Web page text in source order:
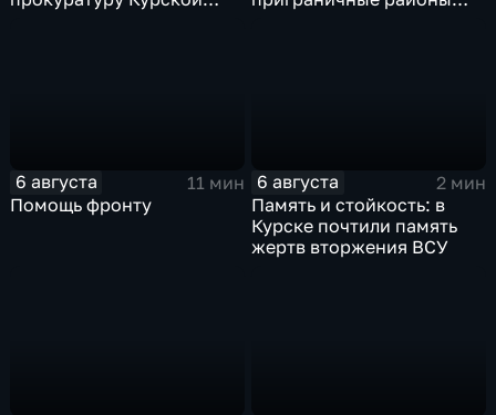
6 августа
11 мин
Помощь фронту
6 августа
2 мин
Память и стойкость: в
Курске почтили память
жертв вторжения ВСУ